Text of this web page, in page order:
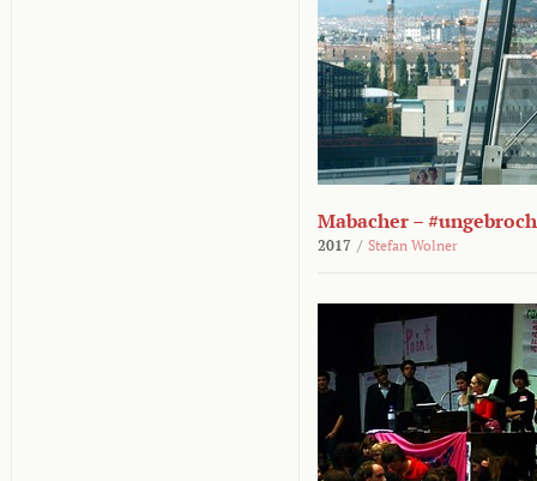
Mabacher –
2017 / Stefan Wolner